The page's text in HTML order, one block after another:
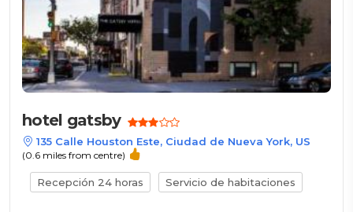
hotel gatsby
135 Calle Houston Este, Ciudad de Nueva York, US
(0.6 miles from centre)
Recepción 24 horas Servicio de habitaciones